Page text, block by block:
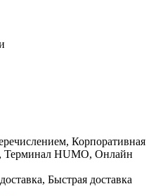
Корпоративная
Терминал HUMO, Онлайн
Быстрая доставка